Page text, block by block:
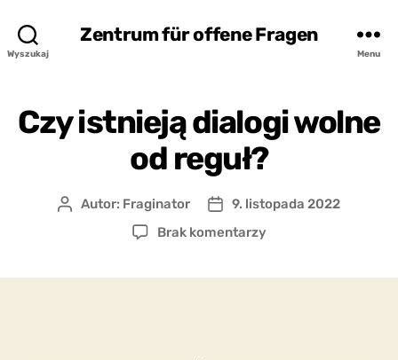
Wyszukaj
Zentrum für offene Fragen
Menu
Czy istnieją dialogi wolne
od reguł?
AutorAutor: Fraginator
Data
wpisu
9. listopada 2022
Brak komentarzydo